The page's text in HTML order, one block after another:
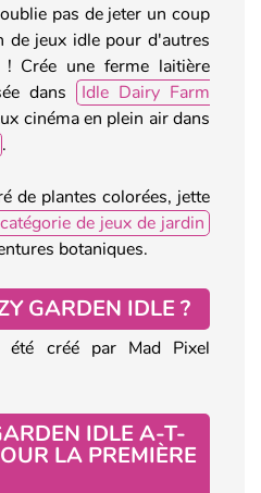
pas de jeter un coup
jeux idle pour d'autres
Crée une ferme laitière
dans
Idle Dairy Farm
cinéma en plein air dans
.
de plantes colorées, jette
catégorie de jeux de jardin
botaniques.
GARDEN IDLE ?
été créé par Mad Pixel
IDLE A-T-
LA PREMIÈRE